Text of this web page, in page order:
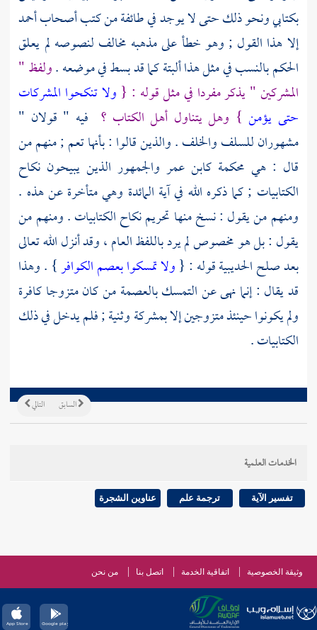
بكتابي ونحو ذلك حتى لا يوجد في طائفة من كتب أصحابأحمد
إلا هذا القول ; وهو خطأ على مذهبه مخالف لنصوصه لم يعلق
الحكم بالنسب في مثل هذا ألبتة كما قد بسط في موضعه .ولفظ "
المشركين " يذكر مفردا في مثل قوله : { ولا تنكحوا المشركات
حتى يؤمن } وهل يتناول أهل الكتاب ؟ فيه " قولان "
مشهورانللسلفوالخلف . والذين قالوا : بأنها تعم ; منهم من
قال : هي محكمةكابن عمر والجمهور الذين يبيحون نكاح
الكتابيات ; كما ذكره الله في آية المائدة وهي متأخرة عن هذه .
ومنهم من يقول : نسخ منها تحريم نكاح الكتابيات . ومنهم من
يقول : بل هو مخصوص لم يرد باللفظ العام ، وقد أنزل الله تعالى
بعد صلحالحديبيةقوله : {ولا تمسكوا بعصم الكوافر} . وهذا
قد يقال : إنما نهى عن التمسك بالعصمة من كان متزوجا كافرة
ولم يكونوا حينئذ متزوجين إلا بمشركة وثنية ; فلم يدخل في ذلك
الكتابيات .
التالي السابق
الخدمات العلمية
تفسير الآية ترجمة علم عناوين الشجرة
وثيقة الخصوصية اتفاقية الخدمة اتصل بنا من نحن